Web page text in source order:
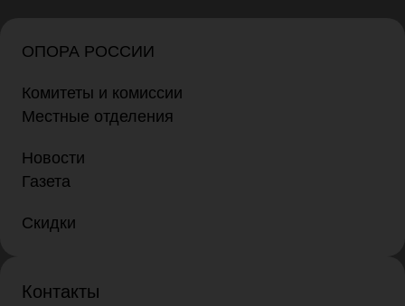
ОПОРА РОССИИ
Комитеты и комиссии
Местные отделения
Новости
Газета
Скидки
Контакты